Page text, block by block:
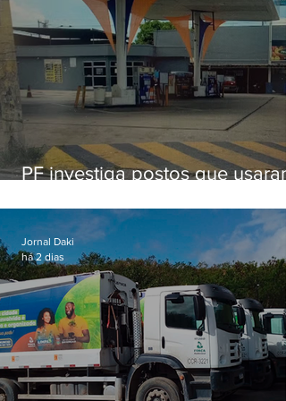
PF investiga postos que usaram
secretário morto em 2020
Jornal Daki
há 2 dias